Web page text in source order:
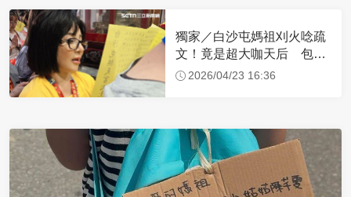
獨家／白沙屯媽祖刈火唸疏
文！竟是超大咖天后 包尿
布忍尿5小時不喊累
2026/04/23 16:36